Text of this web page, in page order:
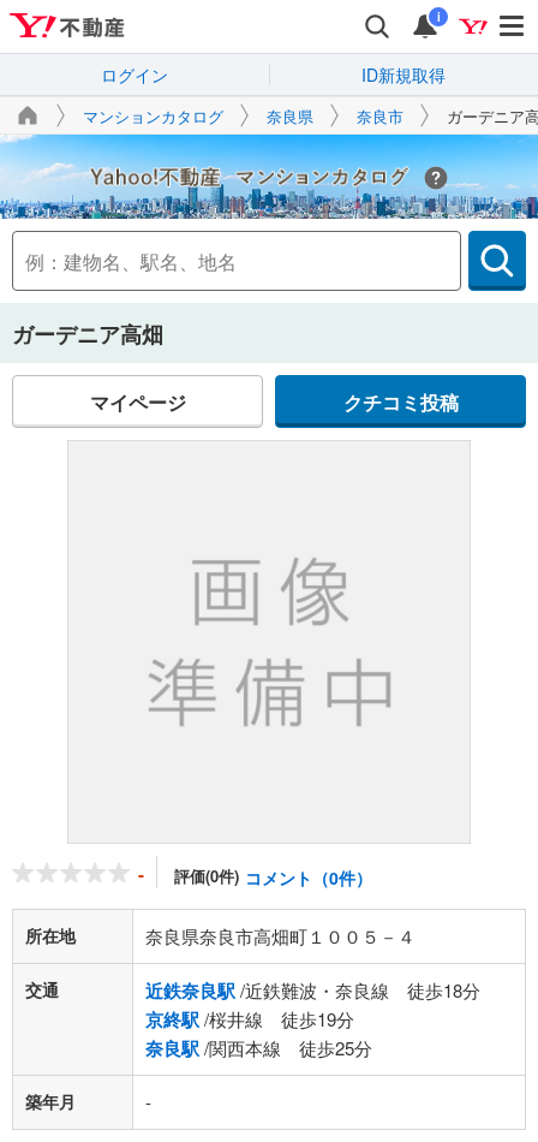
i
ログイン ID新規取得
マンションカタログ 奈良県 奈良市 ガーデニア
Yahoo!不動産
ガーデニア高畑
マイページ クチコミ投稿
- 評価(0件) コメント（0件）
所在地 奈良県奈良市高畑町１００５－４
交通 近鉄奈良駅/近鉄難波・奈良線 徒歩18分
京終駅/桜井線 徒歩19分
奈良駅/関西本線 徒歩25分
築年月 -